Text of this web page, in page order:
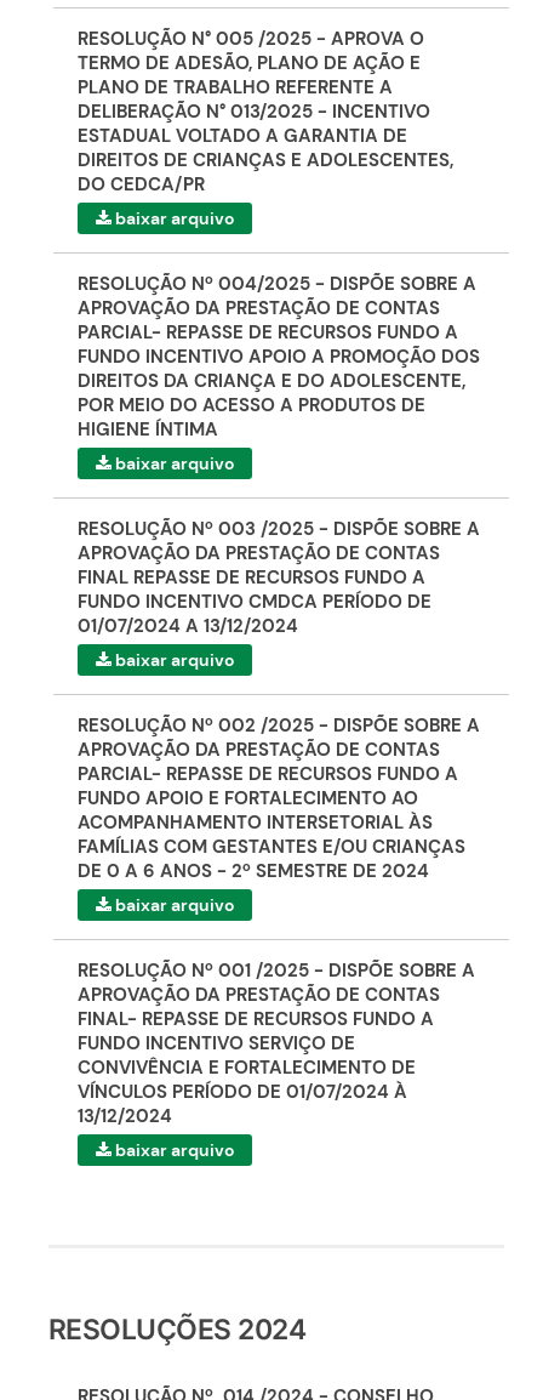
RESOLUÇÃO N° 005 /2025 - APROVA O
TERMO DE ADESÃO, PLANO DE AÇÃO E
PLANO DE TRABALHO REFERENTE A
DELIBERAÇÃO N° 013/2025 - INCENTIVO
ESTADUAL VOLTADO A GARANTIA DE
DIREITOS DE CRIANÇAS E ADOLESCENTES,
DO CEDCA/PR
baixar arquivo
RESOLUÇÃO Nº 004/2025 - DISPÕE SOBRE A
APROVAÇÃO DA PRESTAÇÃO DE CONTAS
PARCIAL- REPASSE DE RECURSOS FUNDO A
FUNDO INCENTIVO APOIO A PROMOÇÃO DOS
DIREITOS DA CRIANÇA E DO ADOLESCENTE,
POR MEIO DO ACESSO A PRODUTOS DE
HIGIENE ÍNTIMA
baixar arquivo
RESOLUÇÃO Nº 003 /2025 - DISPÕE SOBRE A
APROVAÇÃO DA PRESTAÇÃO DE CONTAS
FINAL REPASSE DE RECURSOS FUNDO A
FUNDO INCENTIVO CMDCA PERÍODO DE
01/07/2024 A 13/12/2024
baixar arquivo
RESOLUÇÃO Nº 002 /2025 - DISPÕE SOBRE A
APROVAÇÃO DA PRESTAÇÃO DE CONTAS
PARCIAL- REPASSE DE RECURSOS FUNDO A
FUNDO APOIO E FORTALECIMENTO AO
ACOMPANHAMENTO INTERSETORIAL ÀS
FAMÍLIAS COM GESTANTES E/OU CRIANÇAS
DE 0 A 6 ANOS - 2º SEMESTRE DE 2024
baixar arquivo
RESOLUÇÃO Nº 001 /2025 - DISPÕE SOBRE A
APROVAÇÃO DA PRESTAÇÃO DE CONTAS
FINAL- REPASSE DE RECURSOS FUNDO A
FUNDO INCENTIVO SERVIÇO DE
CONVIVÊNCIA E FORTALECIMENTO DE
VÍNCULOS PERÍODO DE 01/07/2024 À
13/12/2024
baixar arquivo
RESOLUÇÕES 2024